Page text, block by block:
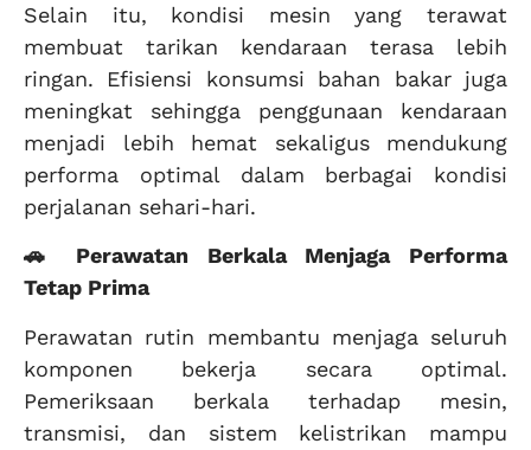
Selain itu, kondisi mesin yang terawat
membuat tarikan kendaraan terasa lebih
ringan. Efisiensi konsumsi bahan bakar juga
meningkat sehingga penggunaan kendaraan
menjadi lebih hemat sekaligus mendukung
performa optimal dalam berbagai kondisi
perjalanan sehari-hari.
🚗 Perawatan Berkala Menjaga Performa
Tetap Prima
Perawatan rutin membantu menjaga seluruh
komponen bekerja secara optimal.
Pemeriksaan berkala terhadap mesin,
transmisi, dan sistem kelistrikan mampu